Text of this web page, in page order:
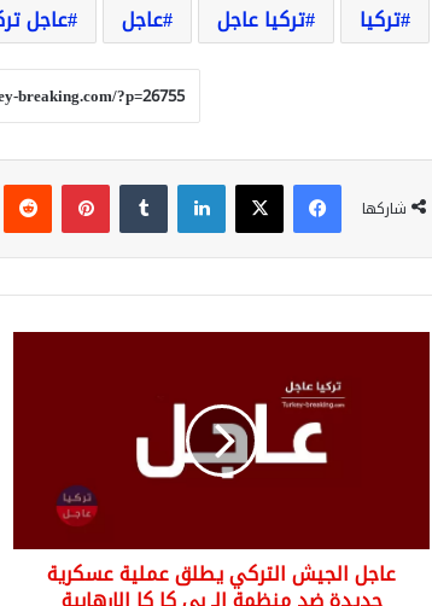
تركيا
تركيا عاجل عاجل عاجل
شاركها
فيسبوك‫X لينكدإن بينتيريست
منظمة
عاجل الجيش التركي يطلق عملية عسكرية